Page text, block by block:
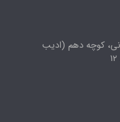
کوچه دهم (ادیب